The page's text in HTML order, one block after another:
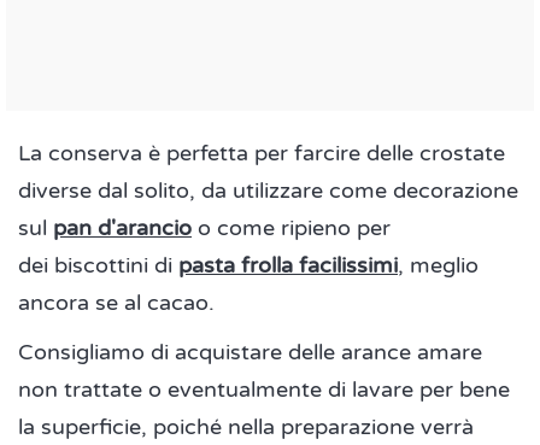
La conserva è perfetta per farcire delle crostate
diverse dal solito, da utilizzare come decorazione
sul pan d'arancio o come ripieno per
dei biscottini di pasta frolla facilissimi, meglio
ancora se al cacao.
Consigliamo di acquistare delle arance amare
non trattate o eventualmente di lavare per bene
la superficie, poiché nella preparazione verrà